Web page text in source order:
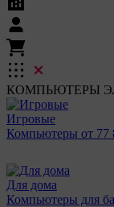
КОМПЬЮТЕРЫ
Игровые
Компьютеры от 77
Для дома
Компьютеры для